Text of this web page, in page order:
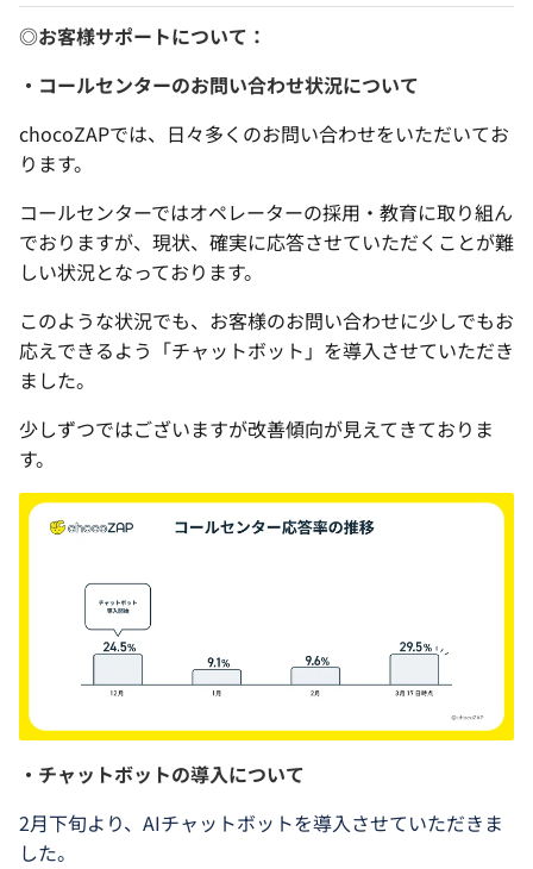
◎お客様サポートについて：
・コールセンターのお問い合わせ状況について
chocoZAPでは、日々多くのお問い合わせをいただいてお
ります。
コールセンターではオペレーターの採用・教育に取り組ん
でおりますが、現状、確実に応答させていただくことが難
しい状況となっております。
このような状況でも、お客様のお問い合わせに少しでもお
応えできるよう「チャットボット」を導入させていただき
ました。
少しずつではございますが改善傾向が見えてきておりま
す。
・チャットボットの導入について
2月下旬より、AIチャットボットを導入させていただきま
した。